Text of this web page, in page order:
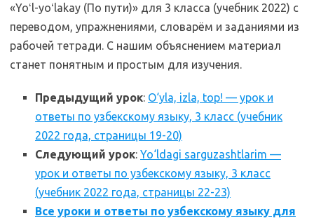
«Yoʻl-yoʻlakay (По пути)» для 3 класса (учебник 2022) с
переводом, упражнениями, словарём и заданиями из
рабочей тетради. С нашим объяснением материал
станет понятным и простым для изучения.
Предыдущий урок: O‘yla, izla, top! — урок и
ответы по узбекскому языку, 3 класс (учебник
2022 года, страницы 19-20)
Следующий урок: Yo‘ldagi sarguzashtlarim —
урок и ответы по узбекскому языку, 3 класс
(учебник 2022 года, страницы 22-23)
Все уроки и ответы по узбекскому языку для